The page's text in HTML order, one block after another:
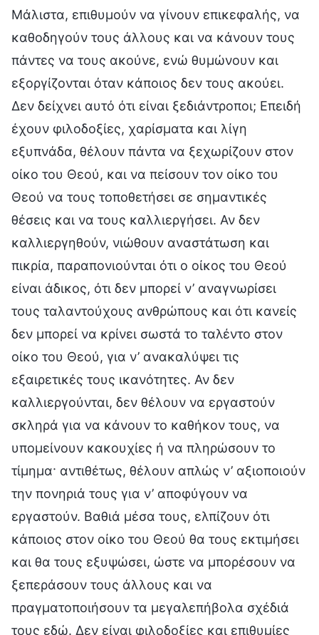
Μάλιστα, επιθυμούν να γίνουν επικεφαλής, να
καθοδηγούν τους άλλους και να κάνουν τους
πάντες να τους ακούνε, ενώ θυμώνουν και
εξοργίζονται όταν κάποιος δεν τους ακούει.
Δεν δείχνει αυτό ότι είναι ξεδιάντροποι; Επειδή
έχουν φιλοδοξίες, χαρίσματα και λίγη
εξυπνάδα, θέλουν πάντα να ξεχωρίζουν στον
οίκο του Θεού, και να πείσουν τον οίκο του
Θεού να τους τοποθετήσει σε σημαντικές
θέσεις και να τους καλλιεργήσει. Αν δεν
καλλιεργηθούν, νιώθουν αναστάτωση και
πικρία, παραπονιούνται ότι ο οίκος του Θεού
είναι άδικος, ότι δεν μπορεί ν’ αναγνωρίσει
τους ταλαντούχους ανθρώπους και ότι κανείς
δεν μπορεί να κρίνει σωστά το ταλέντο στον
οίκο του Θεού, για ν’ ανακαλύψει τις
εξαιρετικές τους ικανότητες. Αν δεν
καλλιεργούνται, δεν θέλουν να εργαστούν
σκληρά για να κάνουν το καθήκον τους, να
υπομείνουν κακουχίες ή να πληρώσουν το
τίμημα· αντιθέτως, θέλουν απλώς ν’ αξιοποιούν
την πονηριά τους για ν’ αποφύγουν να
εργαστούν. Βαθιά μέσα τους, ελπίζουν ότι
κάποιος στον οίκο του Θεού θα τους εκτιμήσει
και θα τους εξυψώσει, ώστε να μπορέσουν να
ξεπεράσουν τους άλλους και να
πραγματοποιήσουν τα μεγαλεπήβολα σχέδιά
τους εδώ. Δεν είναι φιλοδοξίες και επιθυμίες